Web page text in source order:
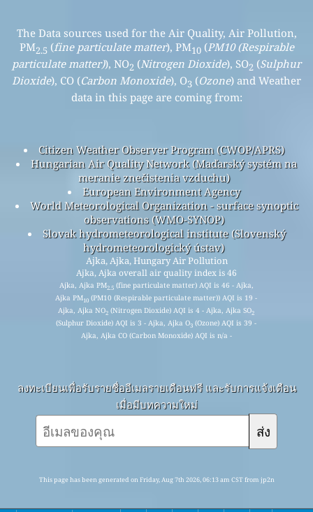
The Data sources used for the Air Quality, Air Pollution,
PM2.5 (fine particulate matter), PM10(PM10 (Respirable
particulate matter)), NO2 (Nitrogen Dioxide), SO2 (Sulphur
Dioxide), CO (Carbon Monoxide), O3 (Ozone) and Weather
data in this page are coming from:
Citizen Weather Observer Program (CWOP/APRS)
Hungarian Air Quality Network (Maďarský systém na
meranie znečistenia vzduchu)
European Environment Agency
World Meteorological Organization - surface synoptic
observations (WMO-SYNOP)
Slovak hydrometeorological institute (Slovenský
hydrometeorologický ústav)
Ajka, Ajka, Hungary Air Pollution
Ajka, Ajka overall air quality index is 46
Ajka, Ajka PM2.5(fine particulate matter) AQI is 46 - Ajka,
Ajka PM10 (PM10 (Respirable particulate matter)) AQI is 19 -
Ajka, Ajka NO2 (Nitrogen Dioxide) AQI is 4 - Ajka, Ajka SO2
(Sulphur Dioxide) AQI is 3 - Ajka, Ajka O3 (Ozone) AQI is 39 -
Ajka, Ajka CO (Carbon Monoxide) AQI is n/a -
ลงทะเบียนเพื่อรับรายชื่ออีเมลรายเดือนฟรี และรับการแจ้งเตือน
เมื่อมีบทความใหม่
ส่ง
This page has been generated on Friday, Aug 7th 2026, 06:13 am CST from jp2n